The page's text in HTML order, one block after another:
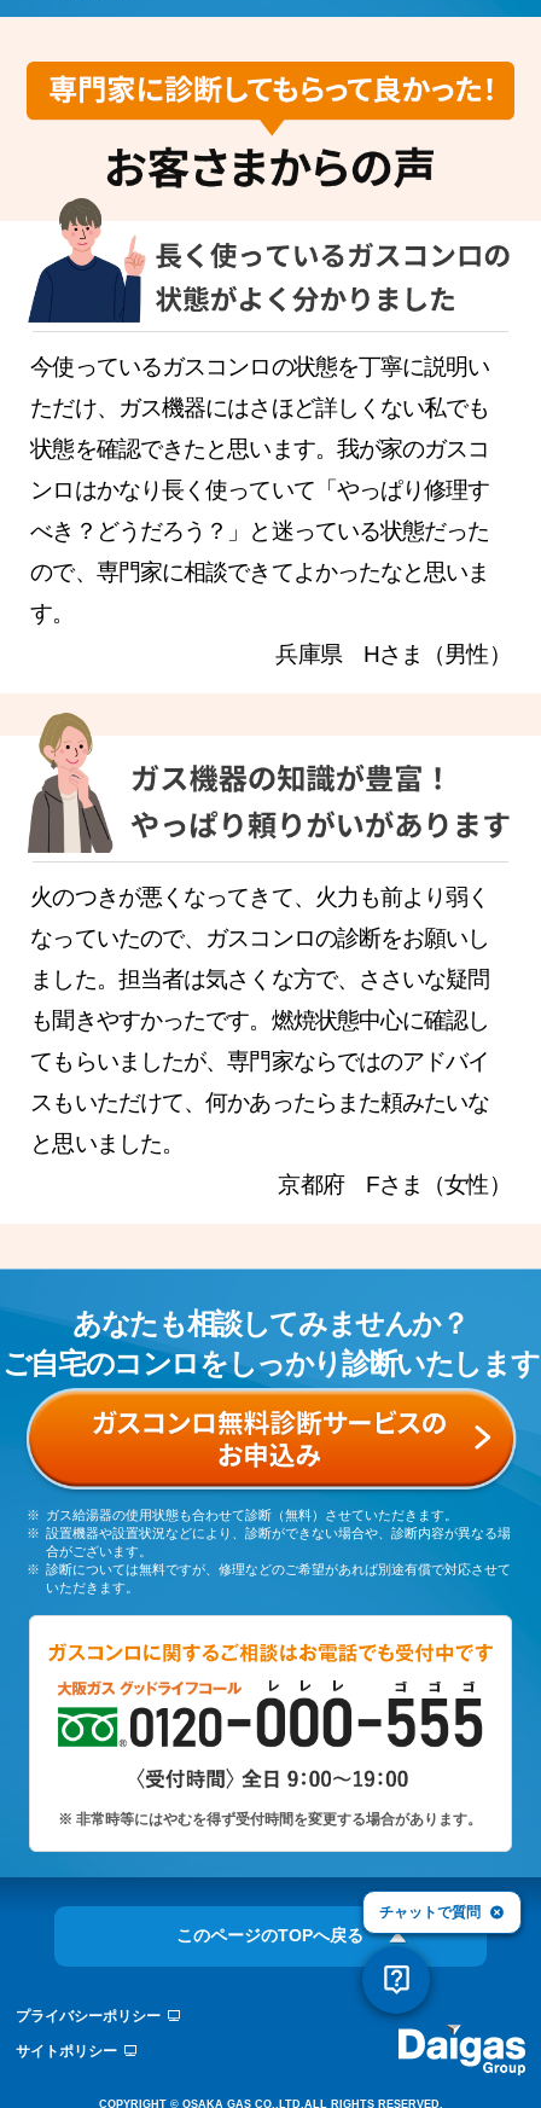
今使っているガスコンロの状態を丁寧に説明い
ただけ、ガス機器にはさほど詳しくない私でも
状態を確認できたと思います。我が家のガスコ
ンロはかなり長く使っていて「やっぱり修理す
べき？どうだろう？」と迷っている状態だった
ので、専門家に相談できてよかったなと思いま
す。
兵庫県 Hさま（男性）
火のつきが悪くなってきて、火力も前より弱く
なっていたので、ガスコンロの診断をお願いし
ました。担当者は気さくな方で、ささいな疑問
も聞きやすかったです。燃焼状態中心に確認し
てもらいましたが、専門家ならではのアドバイ
スもいただけて、何かあったらまた頼みたいな
と思いました。
京都府 Fさま（女性）
あなたも相談してみませんか？
ご自宅のコンロをしっかり診断いたします
ガス給湯器の使用状態も合わせて診断（無料）させていただきます。
設置機器や設置状況などにより、診断ができない場合や、診断内容が異なる場
合がございます。
診断については無料ですが、修理などのご希望があれば別途有償で対応させて
いただきます。
非常時等にはやむを得ず受付時間を変更する場合があります。
このページのTOPへ戻る
プライバシーポリシー
サイトポリシー
COPYRIGHT © OSAKA GAS CO.,LTD.ALL RIGHTS RESERVED.
チャットで質問